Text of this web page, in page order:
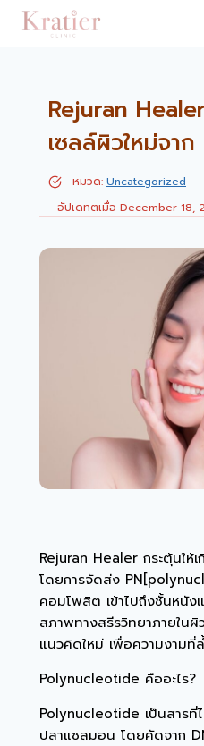
Skip
Rejuran
เซลล์ผิวใหม่จาก
หมวด: Uncategorized
อัปเดทตเมื่อ December 18,
Rejuran Healer กระตุ้นให้เ
โดยการจัดส่ง
คอมโพสิต เข้าไปถึงชั้นหนัง
สภาพทางสรีรวิทยาภายใน
แนวคิดใหม่ เพื่อความงามที่
Polynucleotide คืออะไร?
Polynucleotide เป็นสารที่
ปลาแซลมอน โดยคัดจาก